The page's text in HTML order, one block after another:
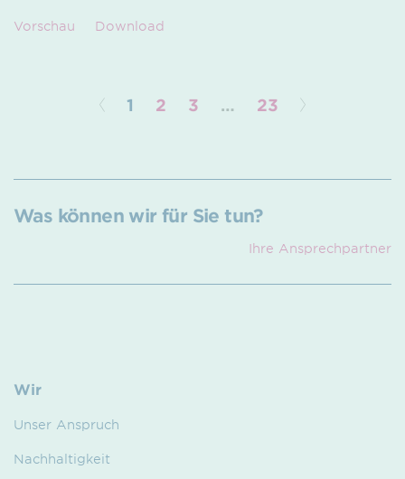
Vorschau Download
1 2 3 … 23
Was können wir für Sie tun?
Ihre Ansprech­partner
Wir
Unser Anspruch
Nachhaltigkeit